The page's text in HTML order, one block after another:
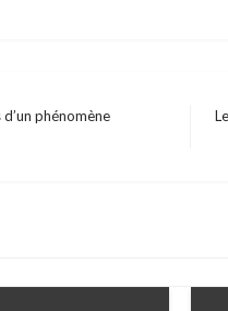
phénomène